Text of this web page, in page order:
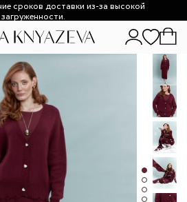
сроков доставки из-за высокой
загруженности.